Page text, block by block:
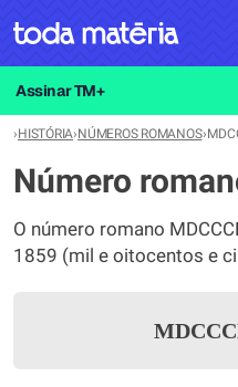
Assinar TM+
›HISTÓRIA›NÚMEROS ROMANOS›
Número
O número romano
1859 (mil e oitocentos e